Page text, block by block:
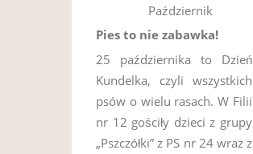
Październik
Pies to nie zabawka!
25 października to Dzień
Kundelka, czyli wszystkich
psów o wielu rasach. W Filii
nr 12 gościły dzieci z grupy
„Pszczółki” z PS nr 24 wraz z